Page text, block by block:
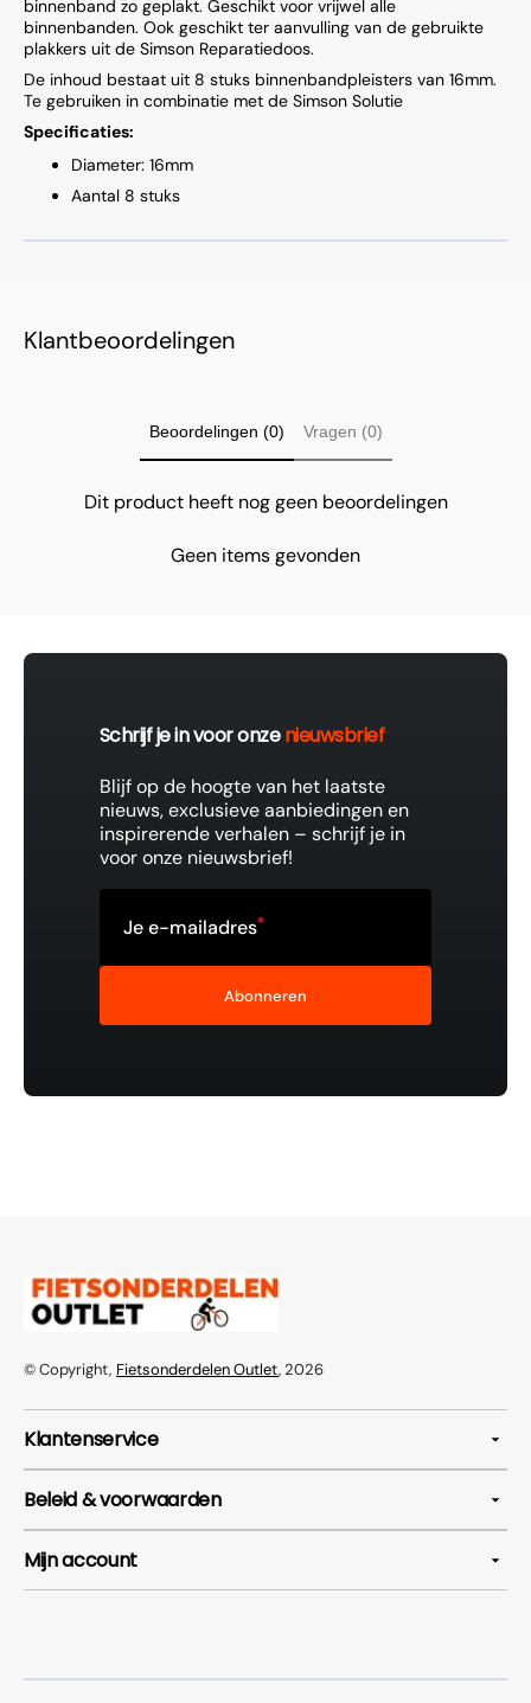
binnenband zo geplakt. Geschikt voor vrijwel alle
binnenbanden. Ook geschikt ter aanvulling van de gebruikte
plakkers uit de Simson Reparatiedoos.
De inhoud bestaat uit 8 stuks binnenbandpleisters van 16mm.
Te gebruiken in combinatie met de Simson Solutie
Specificaties:
Diameter: 16mm
Aantal 8 stuks
Klantbeoordelingen
Beoordelingen (0) Vragen (0)
Dit product heeft nog geen beoordelingen
Geen items gevonden
Schrijf je in voor onzenieuwsbrief
Blijf op de hoogte van het laatste
nieuws, exclusieve aanbiedingen en
inspirerende verhalen – schrijf je in
voor onze nieuwsbrief!
Je e-mailadres
Abonneren
© Copyright, Fietsonderdelen Outlet, 2026
Klantenservice
Beleid & voorwaarden
Mijn account